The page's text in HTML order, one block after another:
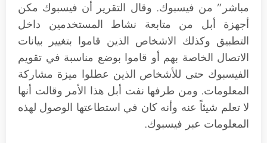
مباشر” من فيسبوك. وقال التقرير أن فيسبوك مكن
أجهزة أبل من متابعة نشاط المستخدمين داخل
التطبيق وكذلك الاشخاص الذين قاموا بتغيير بيانات
الاتصال الخاصة بهم أو قاموا بوضع مناسبة في تقويم
الفيسبوك حتى للأشخاص الذين عطلوا ميزة مشاركة
المعلومات. ومن طرفها نفت أبل هذا الأمر وقالت أنها
لا تعلم شيئاً عنه وأنه كان في استطاعتها الوصول لهذه
المعلومات عبر فيسبوك.